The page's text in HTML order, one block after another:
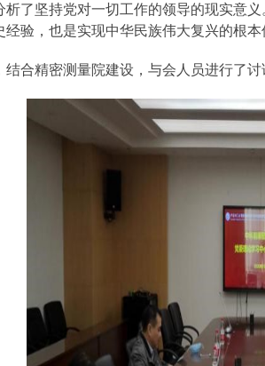
析了坚持党对一切工作的领导的现实意
验，也是实现中华民族伟大复兴的根本
结合精密测量院建设，与会人员进行了讨